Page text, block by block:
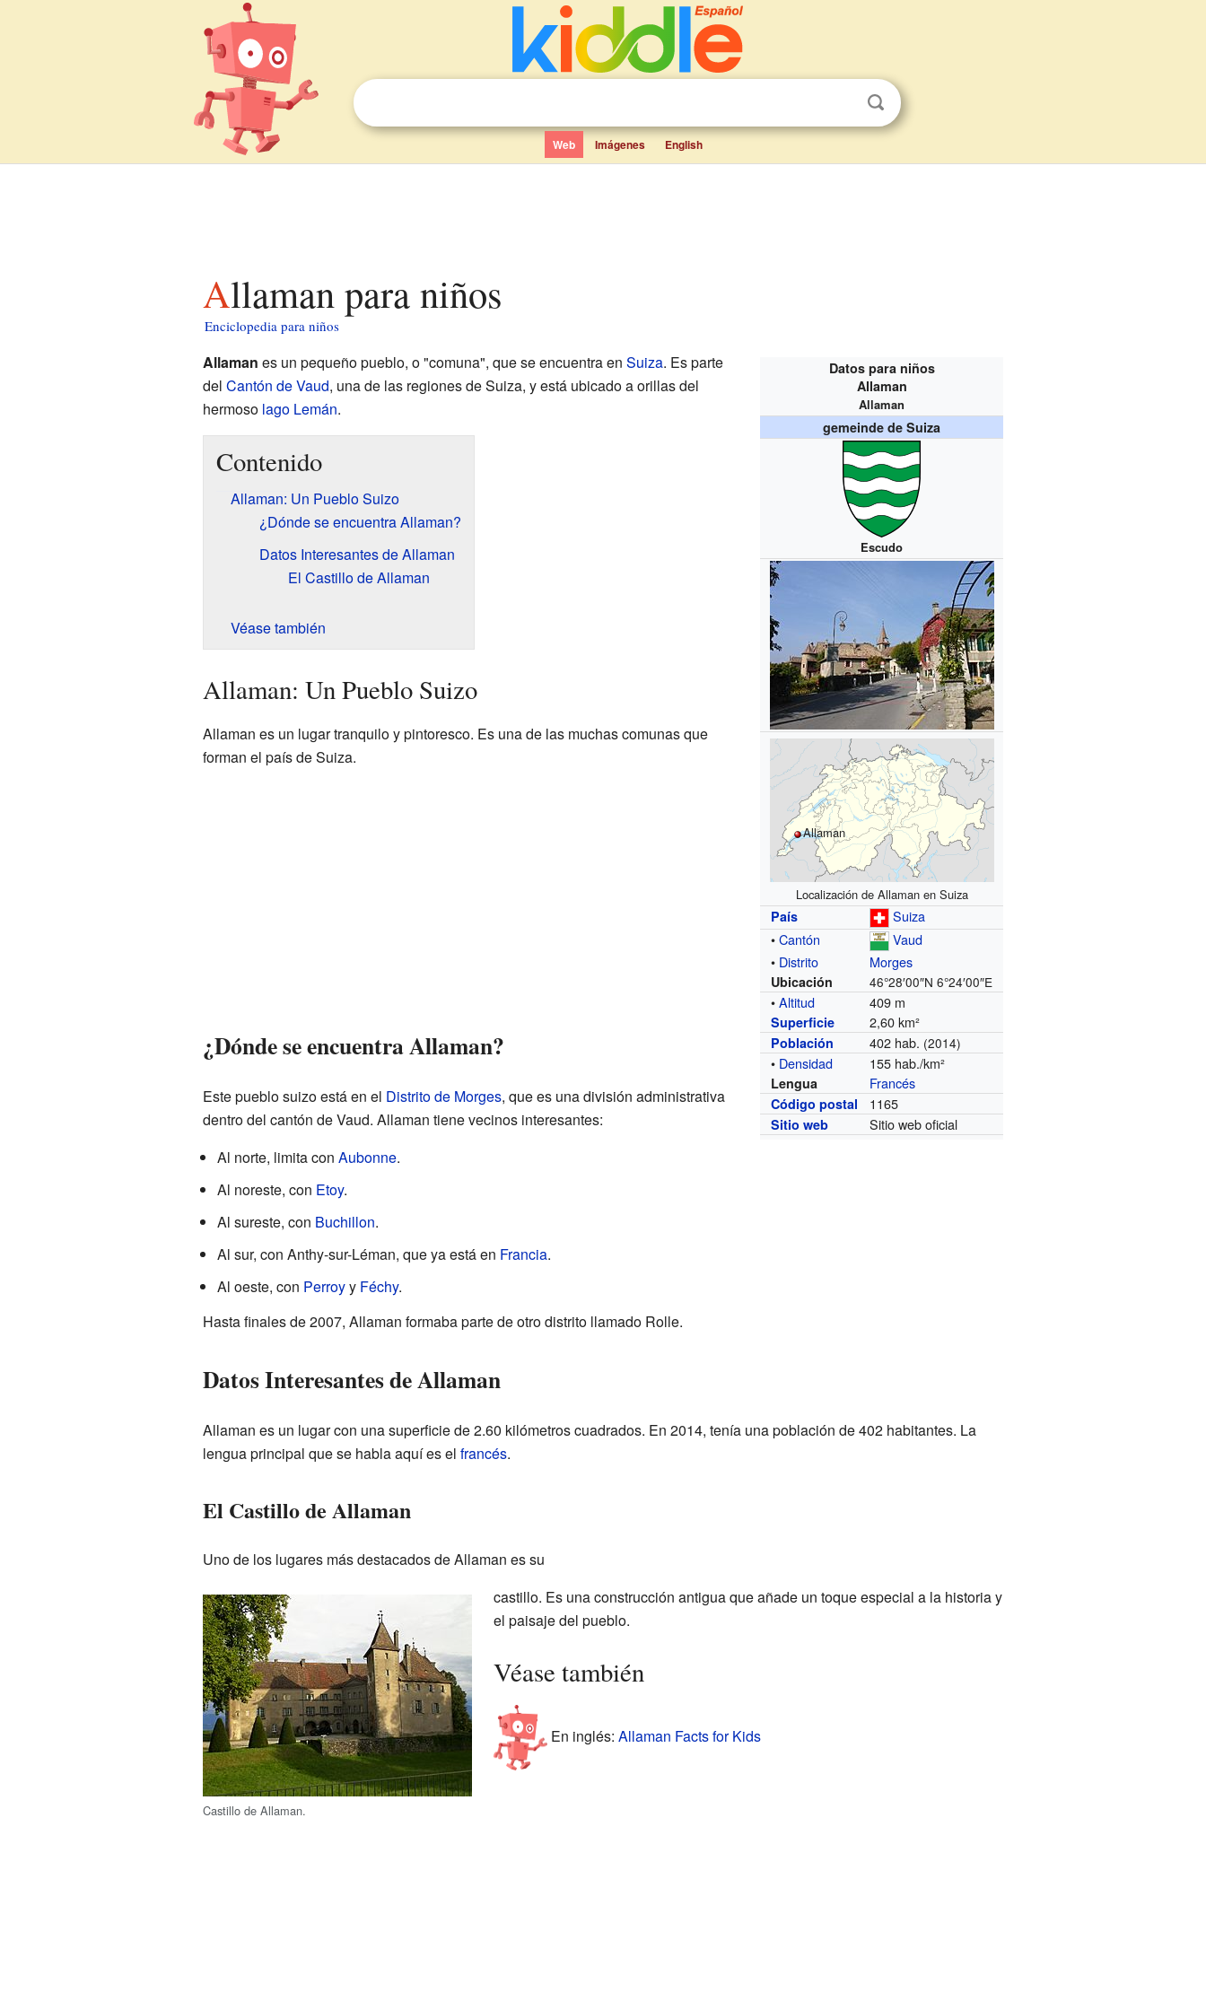
Web Imágenes English
Allaman para niños
Enciclopedia para niños
Datos para niños
Allaman
Allaman
gemeinde de Suiza
Escudo
Allaman
Localización de Allaman en Suiza
País
Suiza
•Cantón
Vaud
• Distrito Morges
Ubicación 46°28′00″N 6°24′00″E
•Altitud 409 m
Superficie 2,60 km²
Población 402 hab. (2014)
• Densidad 155 hab./km²
Lengua Francés
Código postal 1165
Sitio web Sitio web oficial
Allaman es un pequeño pueblo, o "comuna", que se encuentra en Suiza. Es parte
del Cantón de Vaud, una de las regiones de Suiza, y está ubicado a orillas del
hermoso lago Lemán.
Contenido
Allaman: Un Pueblo Suizo
¿Dónde se encuentra Allaman?
Datos Interesantes de Allaman
El Castillo de Allaman
Véase también
Allaman: Un Pueblo Suizo
Allaman es un lugar tranquilo y pintoresco. Es una de las muchas comunas que
forman el país de Suiza.
¿Dónde se encuentra Allaman?
Este pueblo suizo está en el Distrito de Morges, que es una división administrativa
dentro del cantón de Vaud. Allaman tiene vecinos interesantes:
Al norte, limita con Aubonne.
Al noreste, con Etoy.
Al sureste, con Buchillon.
Al sur, con Anthy-sur-Léman, que ya está en Francia.
Al oeste, con Perroyy Féchy.
Hasta finales de 2007, Allaman formaba parte de otro distrito llamado Rolle.
Datos Interesantes de Allaman
Allaman es un lugar con una superficie de 2.60 kilómetros cuadrados. En 2014, tenía una población de 402 habitantes. La
lengua principal que se habla aquí es el francés.
El Castillo de Allaman
Uno de los lugares más destacados de Allaman es su
Castillo de Allaman.
castillo. Es una construcción antigua que añade un toque especial a la historia y
el paisaje del pueblo.
Véase también
En inglés: Allaman Facts for Kids